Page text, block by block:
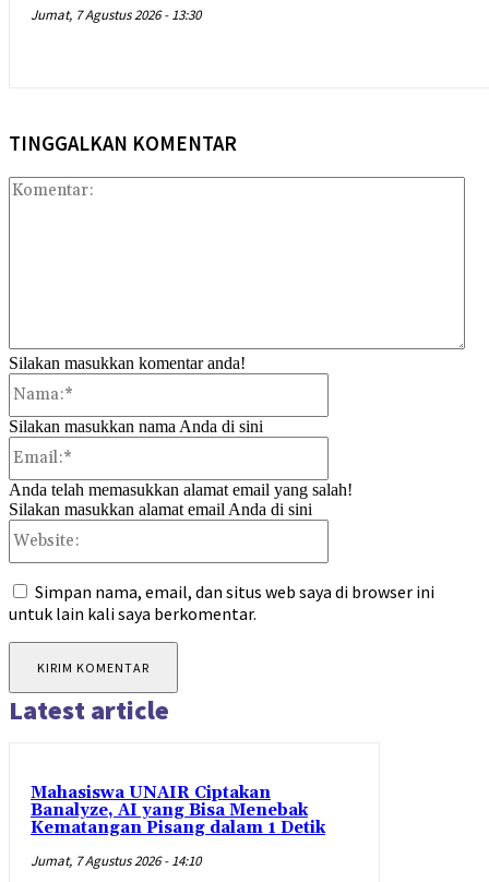
Jumat, 7 Agustus 2026 - 13:30
TINGGALKAN KOMENTAR
Silakan masukkan komentar anda!
Silakan masukkan nama Anda di sini
Anda telah memasukkan alamat email yang salah!
Silakan masukkan alamat email Anda di sini
Simpan nama, email, dan situs web saya di browser ini
untuk lain kali saya berkomentar.
Latest article
Mahasiswa UNAIR Ciptakan
Banalyze, AI yang Bisa Menebak
Kematangan Pisang dalam 1 Detik
Jumat, 7 Agustus 2026 - 14:10